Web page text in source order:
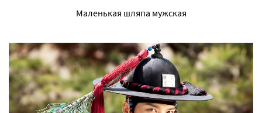
Маленькая шляпа мужская